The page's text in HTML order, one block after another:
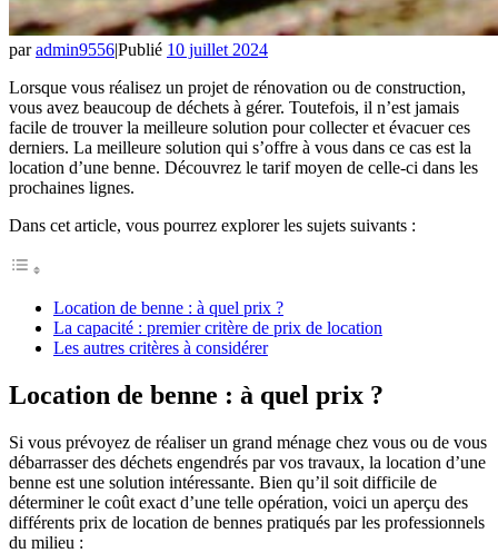
paradmin9556|Publié 10 juillet 2024
Lorsque vous réalisez un projet de rénovation ou de construction,
vous avez beaucoup de déchets à gérer. Toutefois, il n’est jamais
facile de trouver la meilleure solution pour collecter et évacuer ces
derniers. La meilleure solution qui s’offre à vous dans ce cas est la
location d’une benne. Découvrez le tarif moyen de celle-ci dans les
prochaines lignes.
Dans cet article, vous pourrez explorer les sujets suivants :
Location de benne : à quel prix ?
La capacité : premier critère de prix de location
Les autres critères à considérer
Location de benne : à quel prix ?
Si vous prévoyez de réaliser un grand ménage chez vous ou de vous
débarrasser des déchets engendrés par vos travaux, la location d’une
benne est une solution intéressante. Bien qu’il soit difficile de
déterminer le coût exact d’une telle opération, voici un aperçu des
différents prix de location de bennes pratiqués par les professionnels
du milieu :